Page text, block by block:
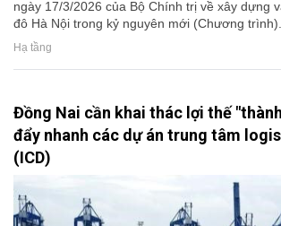
ngày 17/3/2026 của Bộ Chính trị về xây dựng
đô Hà Nội trong kỷ nguyên mới (Chương trình).
Hạ tầng
Đồng Nai cần khai thác lợi thế
đẩy nhanh các dự án trung tâm
(ICD)